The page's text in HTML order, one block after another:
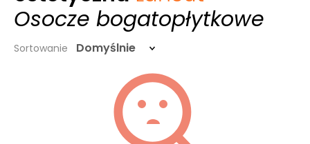
Osocze bogatopłytkowe
Sortowanie Domyślnie